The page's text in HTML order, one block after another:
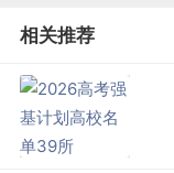
相关推荐